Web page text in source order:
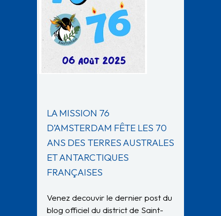
LA MISSION 76
D’AMSTERDAM FÊTE LES 70
ANS DES TERRES AUSTRALES
ET ANTARCTIQUES
FRANÇAISES
Venez decouvir le dernier post du
blog officiel du district de Saint-